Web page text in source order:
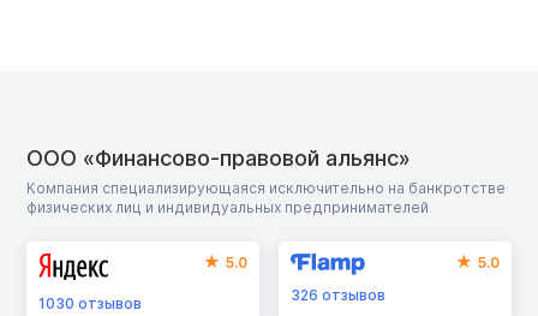
ООО «Финансово-правовой альянс»
Компания специализирующаяся исключительно на банкротстве
физических лиц и индивидуальных предпринимателей
5.0
1030 отзывов
5.0
326отзывов